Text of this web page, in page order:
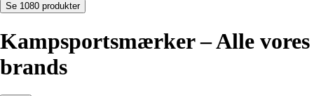
Se 1080 produkter
Kampsportsmærker – Alle vores
brands